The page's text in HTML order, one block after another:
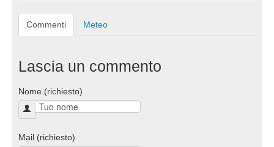
Commenti Meteo
Lascia un commento
Nome (richiesto)
Mail (richiesto)